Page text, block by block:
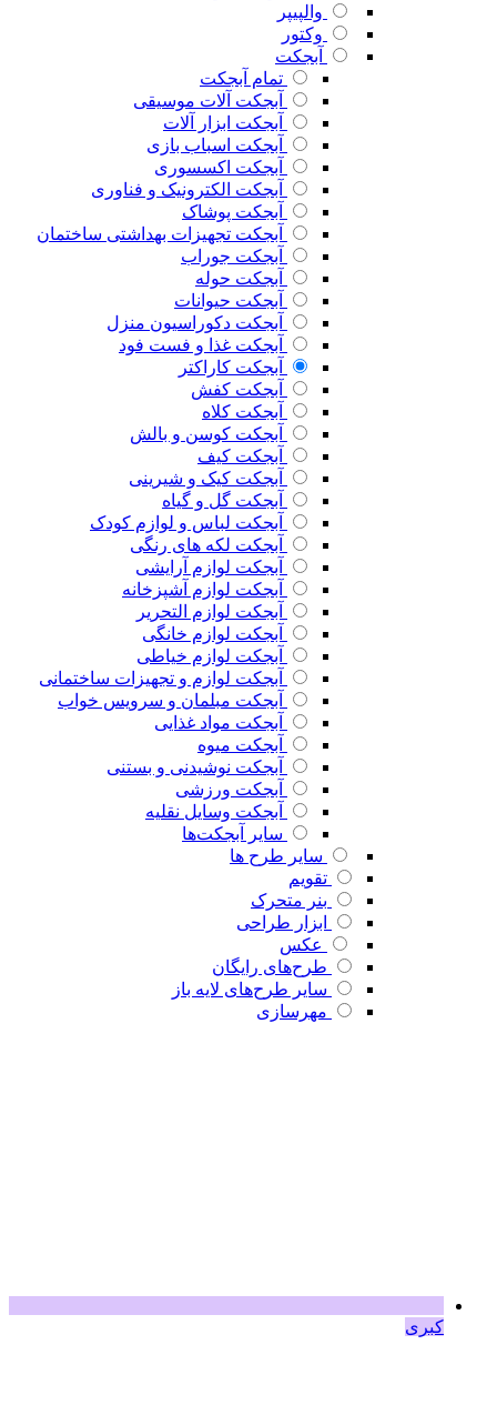
والپیپر
وکتور
آبجکت
تمام آبجکت
آبجکت آلات موسیقی
آبجکت ابزار آلات
آبجکت اسباب بازی
آبجکت اکسسوری
آبجکت الکترونیک و فناوری
آبجکت پوشاک
آبجکت تجهیزات بهداشتی ساختمان
آبجکت جوراب
آبجکت حوله
آبجکت حیوانات
آبجکت دکوراسیون منزل
آبجکت غذا و فست فود
آبجکت کاراکتر
آبجکت کفش
آبجکت کلاه
آبجکت کوسن و بالش
آبجکت کیف
آبجکت کیک و شیرینی
آبجکت گل و گیاه
آبجکت لباس و لوازم کودک
آبجکت لکه های رنگی
آبجکت لوازم آرایشی
آبجکت لوازم آشپزخانه
آبجکت لوازم التحریر
آبجکت لوازم خانگی
آبجکت لوازم خیاطی
آبجکت لوازم و تجهیزات ساختمانی
آبجکت مبلمان و سرویس خواب
آبجکت مواد غذایی
آبجکت میوه
آبجکت نوشیدنی و بستنی
آبجکت ورزشی
آبجکت وسایل نقلیه
سایر آبجکت‌ها
سایر طرح ها
تقویم
بنر متحرک
ابزار طراحی
عکس
طرح‌های رایگان
سایر طرح‌های لایه باز
مهرسازی
کبری